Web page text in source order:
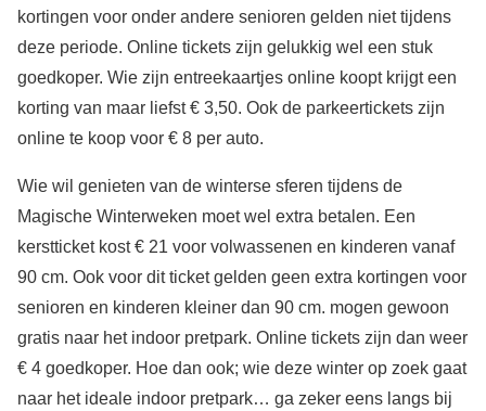
kortingen voor onder andere senioren gelden niet tijdens
deze periode. Online tickets zijn gelukkig wel een stuk
goedkoper. Wie zijn entreekaartjes online koopt krijgt een
korting van maar liefst € 3,50. Ook de parkeertickets zijn
online te koop voor € 8 per auto.
Wie wil genieten van de winterse sferen tijdens de
Magische Winterweken moet wel extra betalen. Een
kerstticket kost € 21 voor volwassenen en kinderen vanaf
90 cm. Ook voor dit ticket gelden geen extra kortingen voor
senioren en kinderen kleiner dan 90 cm. mogen gewoon
gratis naar het indoor pretpark. Online tickets zijn dan weer
€ 4 goedkoper. Hoe dan ook; wie deze winter op zoek gaat
naar het ideale indoor pretpark… ga zeker eens langs bij